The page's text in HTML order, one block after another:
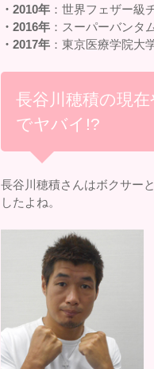
・2010年 ：世界フェザー級
・2016年 ：スーパーバンタ
・2017年 ：東京医療学院大
長谷川穂積の現
でヤバイ!?
長谷川穂積さんはボクサー
したよね。